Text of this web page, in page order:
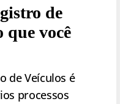
de
que você
de Veículos é
processos